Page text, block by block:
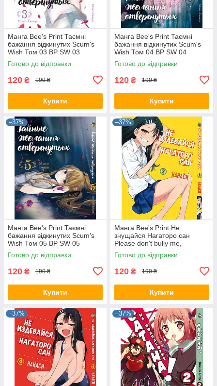
Манга Bee's Print Таємні
бажання відкинутих Scum's
Wish Том 03 BP SW 03
Готово до відправки
120 ₴ 190 ₴
Купити
Манга Bee's Print Таємні
бажання відкинутих Scum's
Wish Том 04 BP SW 04
Готово до відправки
120 ₴ 190 ₴
Купити
–37%
Манга Bee's Print Таємні
бажання відкинутих Scum's
Wish Том 05 BP SW 05
Готово до відправки
120 ₴ 190 ₴
Купити
–37%
Манга Bee's Print Не
знущайся Нагаторо сан
Please don't bully me,
Nagatoro Том 03 BP PDB 03
Готово до відправки
120 ₴ 190 ₴
Купити
–37% –37%